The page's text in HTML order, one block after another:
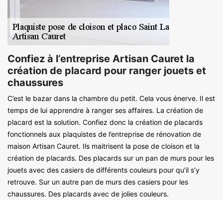
Confiez à l’entreprise Artisan Cauret la
création de placard pour ranger jouets et
chaussures
C’est le bazar dans la chambre du petit. Cela vous énerve. Il est
temps de lui apprendre à ranger ses affaires. La création de
placard est la solution. Confiez donc la création de placards
fonctionnels aux plaquistes de l’entreprise de rénovation de
maison Artisan Cauret. Ils maitrisent la pose de cloison et la
création de placards. Des placards sur un pan de murs pour les
jouets avec des casiers de différents couleurs pour qu’il s’y
retrouve. Sur un autre pan de murs des casiers pour les
chaussures. Des placards avec de jolies couleurs.